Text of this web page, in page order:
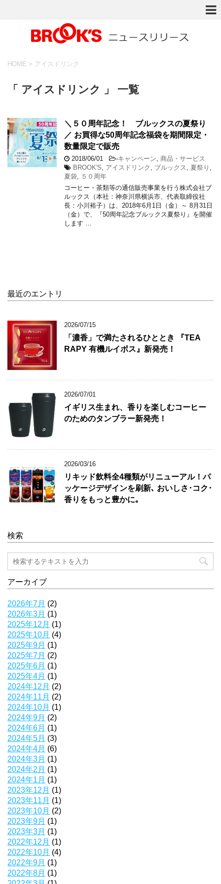
HOME > アイスドリンク
「 アイスドリンク 」 一覧
＼５０周年記念！ ブルックスの夏祭り
／ お買得な50周年記念福袋を期間限定・
数量限定で販売
2018/06/01 -キャンペーン 商品・サービス
BROOK'S
アイスドリンク ブルックス 夏祭り
夏袋
５０周年
コーヒー・茶類等の通信販売事業を行う株式会社ブ
ルックス（本社：神奈川県横浜市、代表取締役社
長：小川裕子）は、2018年6月1日（金）～ 8月31日
（金）で、『50周年記念ブルックス夏祭り』を開催
します …
最近のエントリ
2026/07/15
「濃香」で満たされるひととき 『TEA
RAPY 有機ルイボス』新発売！
2026/07/01
イギリス生まれ、香りを楽しむコーヒー
のためのタンブラー新発売！
2026/03/16
リキッド飲料全4種類がリニューアル！パ
ッケージデザインを刷新､ おいしさ･コク･
香りをもっと豊かに｡
検索
アーカイブ
2026年7月 (2)
2026年3月 (1)
2025年12月 (1)
2025年10月 (4)
2025年9月 (1)
2025年7月 (2)
2025年6月 (1)
2025年4月 (1)
2024年12月 (2)
2024年11月 (2)
2024年10月 (1)
2024年9月 (2)
2024年6月 (1)
2024年5月 (3)
2024年4月 (6)
2024年3月 (1)
2024年2月 (1)
2024年1月 (1)
2023年12月 (1)
2023年11月 (1)
2023年10月 (2)
2023年9月 (1)
2023年3月 (1)
2022年12月 (1)
2022年10月 (4)
2022年9月 (1)
2022年8月 (1)